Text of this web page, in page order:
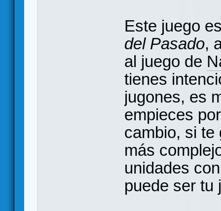
Este juego
del Pasado,
al juego de
tienes
jugones, es
empieces
cambio, si te
más
unidades
puede ser tu